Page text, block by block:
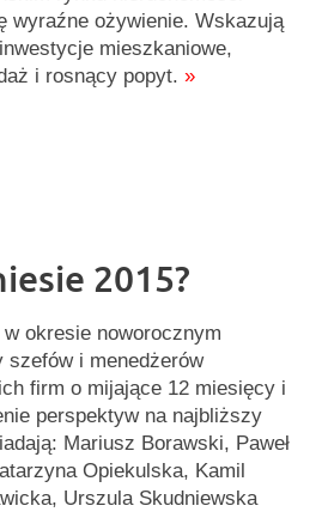
wyraźne ożywienie. Wskazują
mieszkaniowe,
i rosnący popyt. »
2015?
okresie noworocznym
szefów i menedżerów
firm o mijające 12 miesięcy i
perspektyw na najbliższy
Mariusz Borawski, Paweł
Opiekulska, Kamil
Urszula Skudniewska